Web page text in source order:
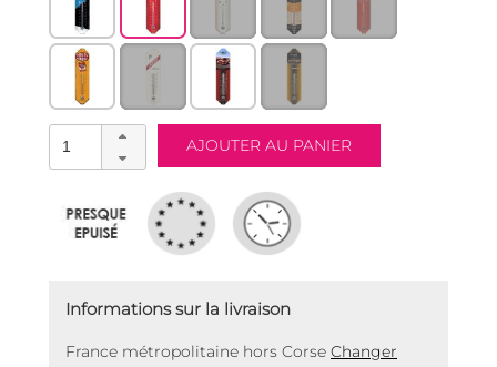
Informations sur la livraison
France métropolitaine hors Corse Changer